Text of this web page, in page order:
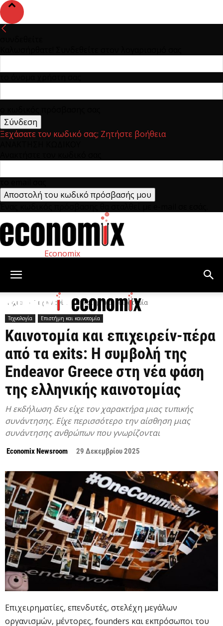
Ξεχάσατε τον κωδικό σας; Ζητήστε βοήθεια
Economix
Αρχική Τεχνολογία Επιστήμη και καινοτομία
Τεχνολογία Επιστήμη και καινοτομία
Καινοτομία και επιχειρείν-πέρα
από τα exits: Η συμβολή της
Endeavor Greece στη νέα φάση
της ελληνικής καινοτομίας
Η εκδήλωση δεν είχε τον χαρακτήρα μιας τυπικής
συνάντησης. Είχε περισσότερο την αίσθηση μιας
συνάντησης ανθρώπων που γνωρίζονται
Economix Newsroom 29 Δεκεμβρίου 2025
Επιχειρηματίες, επενδυτές, στελέχη μεγάλων
οργανισμών, μέντορες, founders και εκπρόσωποι του